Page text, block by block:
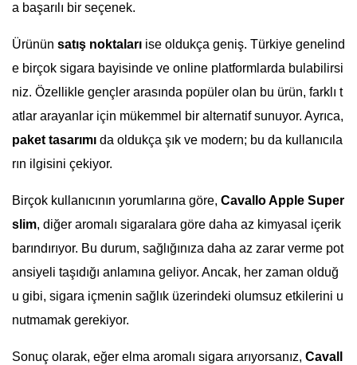
a başarılı bir seçenek.
Ürünün satış noktaları ise oldukça geniş. Türkiye genelind
e birçok sigara bayisinde ve online platformlarda bulabilirsi
niz. Özellikle gençler arasında popüler olan bu ürün, farklı t
atlar arayanlar için mükemmel bir alternatif sunuyor. Ayrıca,
paket tasarımı da oldukça şık ve modern; bu da kullanıcıla
rın ilgisini çekiyor.
Birçok kullanıcının yorumlarına göre, Cavallo Apple Super
slim, diğer aromalı sigaralara göre daha az kimyasal içerik
barındırıyor. Bu durum, sağlığınıza daha az zarar verme pot
ansiyeli taşıdığı anlamına geliyor. Ancak, her zaman olduğ
u gibi, sigara içmenin sağlık üzerindeki olumsuz etkilerini u
nutmamak gerekiyor.
Sonuç olarak, eğer elma aromalı sigara arıyorsanız, Cavall